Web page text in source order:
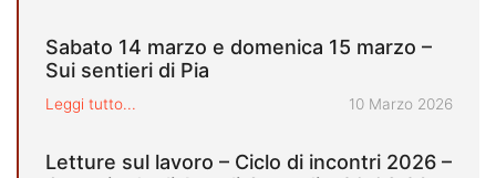
Sabato 14 marzo e domenica 15 marzo –
Sui sentieri di Pia
Leggi tutto... Pubblicato il
10 Marzo 2026
Letture sul lavoro – Ciclo di incontri 2026 –